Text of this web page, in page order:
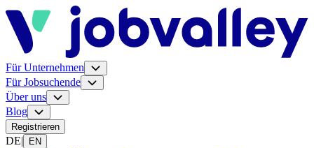
Für Unternehmen
Für Jobsuchende
Über uns
Blog
Registrieren
DE| EN